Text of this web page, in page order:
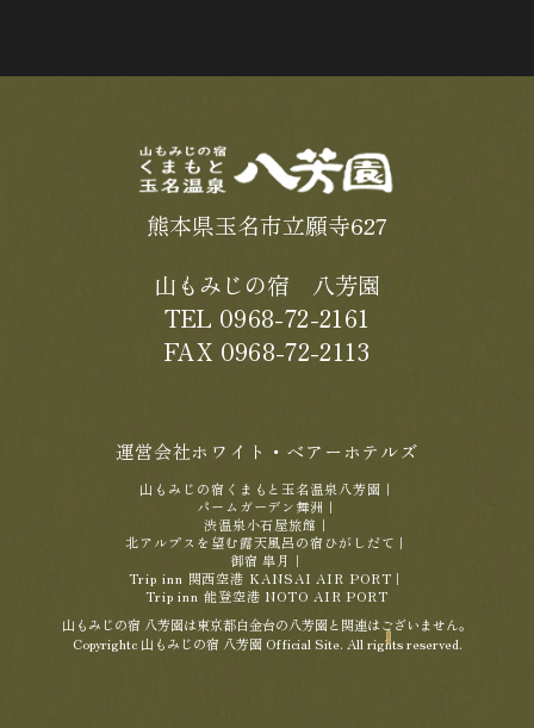
熊本県玉名市立願寺627
山もみじの宿 八芳園
TEL 0968-72-2161
FAX 0968-72-2113
運営会社ホワイト・ベアーホテルズ
山もみじの宿くまもと玉名温泉八芳園 ｜
パームガーデン舞洲 ｜
渋温泉小石屋旅館 ｜
北アルプスを望む露天風呂の宿ひがしだて ｜
御宿 皐月 ｜
Trip inn 関西空港 KANSAI AIR PORT ｜
Trip inn 能登空港 NOTO AIR PORT
山もみじの宿 八芳園は東京都白金台の八芳園と関連はございません。
Copyrightc 山もみじの宿 八芳園 Official Site. All rights reserved.